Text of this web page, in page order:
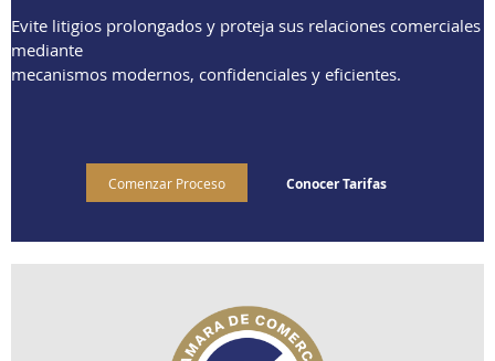
Evite litigios prolongados y proteja sus relaciones comerciales
mediante
mecanismos modernos, confidenciales y eficientes.
Comenzar Proceso Conocer Tarifas